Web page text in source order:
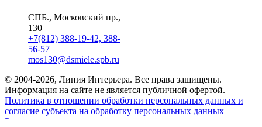
СПБ., Московский пр.,
130
+7(812) 388-19-42, 388-
56-57
mos130@dsmiele.spb.ru
© 2004-2026, Линия Интерьера. Все права защищены.
Информация на сайте не является публичной офертой.
Политика в отношении обработки персональных данных и
согласие субъекта на обработку персональных данных
Реквизиты